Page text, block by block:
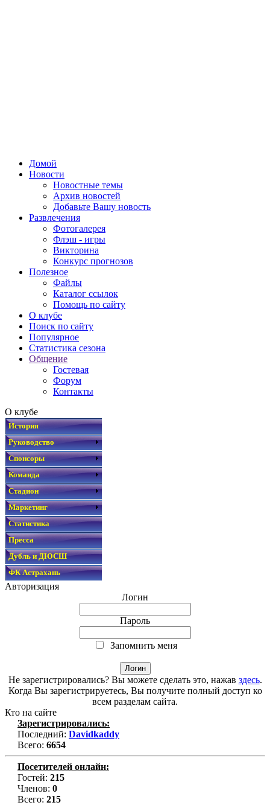
Домой
Новости
Новостные темы
Архив новостей
Добавьте Вашу новость
Развлечения
Фотогалерея
Флэш - игры
Викторина
Конкурс прогнозов
Полезное
Файлы
Каталог ссылок
Помощь по сайту
О клубе
Поиск по сайту
Популярное
Статистика сезона
Общение
Гостевая
Форум
Контакты
О клубе
История
Руководство
Спонсоры
Команда
Стадион
Маркетинг
Статистика
Пресса
Дубль и ДЮСШ
ФК Астрахань
Авторизация
Логин
Пароль
Запомнить меня
Не зарегистрировались? Вы можете сделать это, нажав здесь.
Когда Вы зарегистрируетесь, Вы получите полный доступ ко
всем разделам сайта.
Кто на сайте
Зарегистрировались:
Последний: Davidkaddy
Всего: 6654
Посетителей онлайн:
Гостей: 215
Членов: 0
Всего: 215